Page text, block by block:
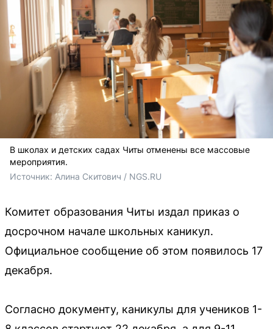
В школах и детских садах Читы отменены все массовые
мероприятия.
Источник: Алина Скитович / NGS.RU
Комитет образования Читы издал приказ о
досрочном начале школьных каникул.
Официальное сообщение об этом появилось 17
декабря.
Согласно документу, каникулы для учеников 1-